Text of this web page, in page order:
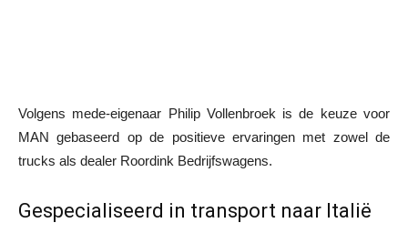
Volgens mede-eigenaar Philip Vollenbroek is de keuze voor
MAN gebaseerd op de positieve ervaringen met zowel de
trucks als dealer Roordink Bedrijfswagens.
Gespecialiseerd in transport naar Italië